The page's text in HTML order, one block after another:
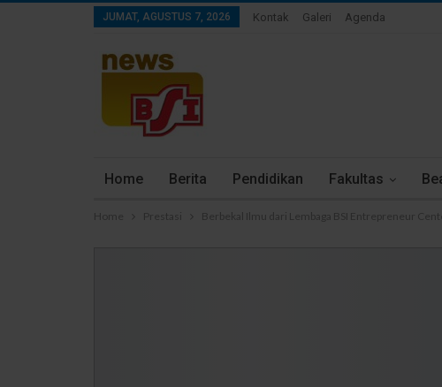
JUMAT, AGUSTUS 7, 2026 Kontak Galeri Agenda
Home Berita Pendidikan Fakultas
Home Prestasi Berbekal Ilmu dari Lembaga BSI Entrepreneur